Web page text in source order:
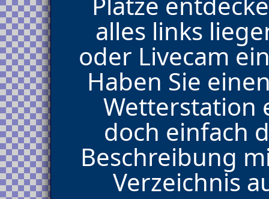
alles links
oder Livecam
Haben Sie
Wetterstation
doch einfach
Beschreibung
Verzeichnis